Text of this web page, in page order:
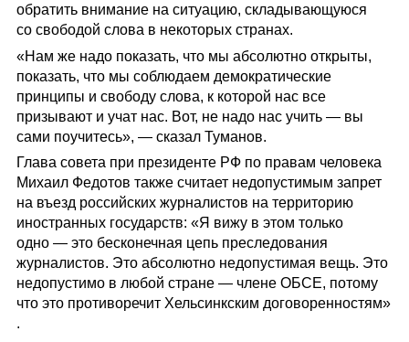
обратить внимание на ситуацию, складывающуюся
со свободой слова в некоторых странах.
«Нам же надо показать, что мы абсолютно открыты,
показать, что мы соблюдаем демократические
принципы и свободу слова, к которой нас все
призывают и учат нас. Вот, не надо нас учить — вы
сами поучитесь», — сказал Туманов.
Глава совета при президенте РФ по правам человека
Михаил Федотов также считает недопустимым запрет
на въезд российских журналистов на территорию
иностранных государств: «Я вижу в этом только
одно — это бесконечная цепь преследования
журналистов. Это абсолютно недопустимая вещь. Это
недопустимо в любой стране — члене ОБСЕ, потому
что это противоречит Хельсинкским договоренностям»
.